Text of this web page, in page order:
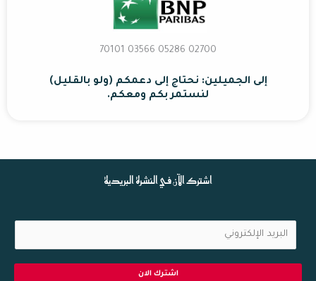
02700 70101 03566 05286
إلى الجميلين: نحتاج إلى دعمكم (ولو بالقليل)
لنستمر بكم ومعكم.
اشترك الآن في النشرة البريدية
ل
اشترك الان